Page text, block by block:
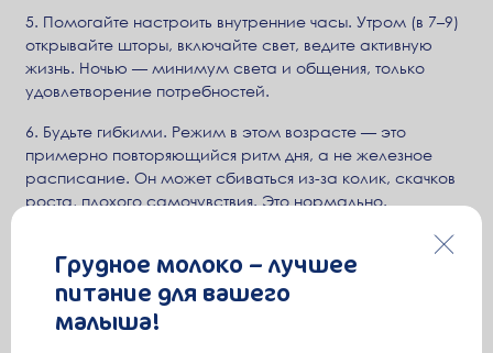
5. Помогайте настроить внутренние часы. Утром (в 7–9)
открывайте шторы, включайте свет, ведите активную
жизнь. Ночью — минимум света и общения, только
удовлетворение потребностей.
6. Будьте гибкими. Режим в этом возрасте — это
примерно повторяющийся ритм дня, а не железное
расписание. Он может сбиваться из-за колик, скачков
роста, плохого самочувствия. Это нормально.
В эти месяцы ваша цель — не идеальный график, а
гармоничное удовлетворение потребностей малыша в
сне, еде, общении, и постепенное, бережное введение
предсказуемости. Наблюдайте за своим ребёнком,
доверяйте своей интуиции и помните, что этот хаотичный
Грудное молоко – лучшее
питание для вашего
малыша!